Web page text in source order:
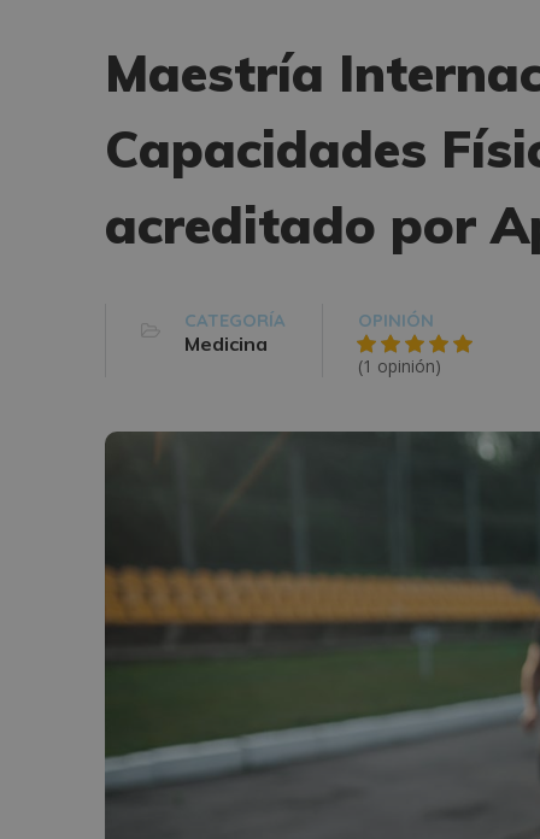
Maestría
Capacidades
acreditado por
CATEGORÍA
Medicina
OPINIÓN
(1 opinión)